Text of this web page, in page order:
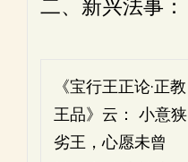
二、新兴法事：
《宝行王正论·正教
王品》云： 小意狭
劣王，心愿未曾